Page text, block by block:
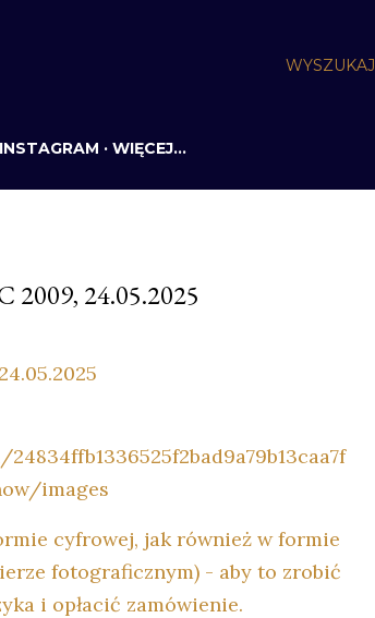
WYSZUKAJ
INSTAGRAM WIĘCEJ…
2009, 24.05.2025
images
cyfrowej, jak również w formie
fotograficznym) - aby to zrobić
i opłacić zamówienie.